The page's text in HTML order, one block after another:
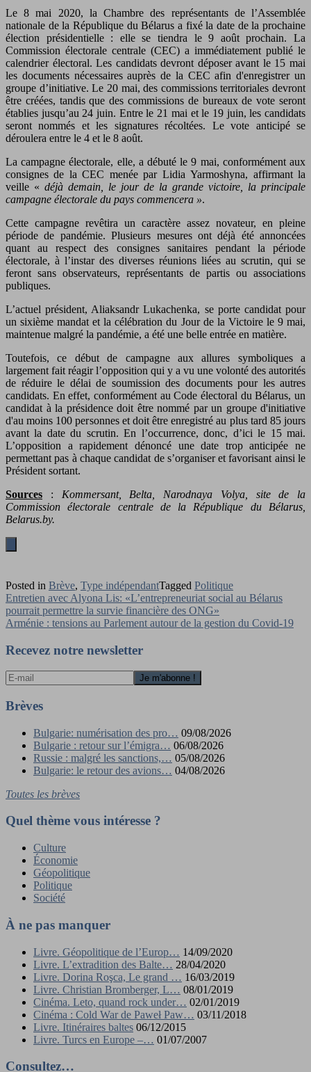
Le 8 mai 2020, la Chambre des représentants de l’Assemblée
nationale de la République du Bélarus a fixé la date de la prochaine
élection présidentielle : elle se tiendra le 9 août prochain. La
Commission électorale centrale (CEC) a immédiatement publié le
calendrier électoral. Les candidats devront déposer avant le 15 mai
les documents nécessaires auprès de la CEC afin d'enregistrer un
groupe d’initiative. Le 20 mai, des commissions territoriales devront
être créées, tandis que des commissions de bureaux de vote seront
établies jusqu’au 24 juin. Entre le 21 mai et le 19 juin, les candidats
seront nommés et les signatures récoltées. Le vote anticipé se
déroulera entre le 4 et le 8 août.
La campagne électorale, elle, a débuté le 9 mai, conformément aux
consignes de la CEC menée par Lidia Yarmoshyna, affirmant la
veille « déjà demain, le jour de la grande victoire, la principale
campagne électorale du pays commencera ».
Cette campagne revêtira un caractère assez novateur, en pleine
période de pandémie. Plusieurs mesures ont déjà été annoncées
quant au respect des consignes sanitaires pendant la période
électorale, à l’instar des diverses réunions liées au scrutin, qui se
feront sans observateurs, représentants de partis ou associations
publiques.
L’actuel président, Aliaksandr Lukachenka, se porte candidat pour
un sixième mandat et la célébration du Jour de la Victoire le 9 mai,
maintenue malgré la pandémie, a été une belle entrée en matière.
Toutefois, ce début de campagne aux allures symboliques a
largement fait réagir l’opposition qui y a vu une volonté des autorités
de réduire le délai de soumission des documents pour les autres
candidats. En effet, conformément au Code électoral du Bélarus, un
candidat à la présidence doit être nommé par un groupe d'initiative
d'au moins 100 personnes et doit être enregistré au plus tard 85 jours
avant la date du scrutin. En l’occurrence, donc, d’ici le 15 mai.
L’opposition a rapidement dénoncé une date trop anticipée ne
permettant pas à chaque candidat de s’organiser et favorisant ainsi le
Président sortant.
Sources : Kommersant, Belta, Narodnaya Volya, site de la
Commission électorale centrale de la République du Bélarus,
Belarus.by.
Posted in Brève, Type indépendantTagged Politique
Navigation
de
Entretien avec Alyona Lis: «L’entrepreneuriat social au Bélarus
pourrait permettre la survie financière des ONG»
Arménie : tensions au Parlement autour de la gestion du Covid-19
Recevez notre newsletter
Brèves
Bulgarie: numérisation des pro… 09/08/2026
Bulgarie : retour sur l’émigra… 06/08/2026
Russie : malgré les sanctions,… 05/08/2026
Bulgarie: le retour des avions… 04/08/2026
Toutes les brèves
Quel thème vous intéresse ?
Culture
Économie
Géopolitique
Politique
Société
À ne pas manquer
Livre. Géopolitique de l’Europ… 14/09/2020
Livre. L’extradition des Balte… 28/04/2020
Livre. Dorina Roşca, Le grand … 16/03/2019
Livre. Christian Bromberger, L… 08/01/2019
Cinéma. Leto, quand rock under… 02/01/2019
Cinéma : Cold War de Paweł Paw… 03/11/2018
Livre. Itinéraires baltes 06/12/2015
Livre. Turcs en Europe –… 01/07/2007
Consultez…